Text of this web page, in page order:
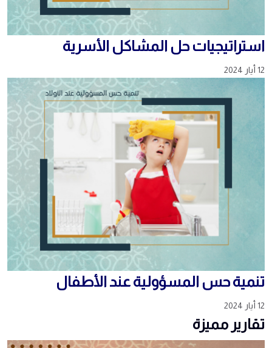
استراتيجيات حل المشاكل الأسرية
12 أيار 2024
تنمية حس المسؤولية عند الأطفال
12 أيار 2024
تقارير مميزة